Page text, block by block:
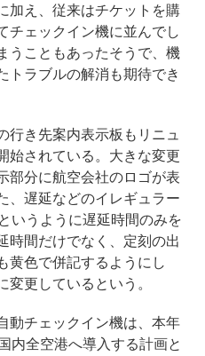
え、従来はチケットを購
チェックイン機に並んでし
うこともあったそうで、機
トラブルの解消も期待でき
き先案内表示板もリニュ
始されている。大きな変更
部分に航空会社のロゴが表
、遅延などのイレギュラー
いうように遅延時間のみを
時間だけでなく、定刻の出
黄色で併記するようにし
変更しているという。
チェックイン機は、本年
内全空港へ導入する計画と